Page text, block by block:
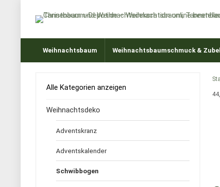
Weihnachtsbaum Weihnachtsbaumschmuck &
Alle Kategorien anzeigen
Weihnachtsdeko
Adventskranz
Adventskalender
Schwibbogen